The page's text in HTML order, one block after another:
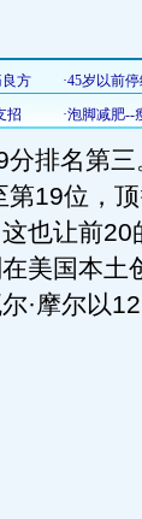
排名第
第19位，
也让前
美国本
·摩尔以